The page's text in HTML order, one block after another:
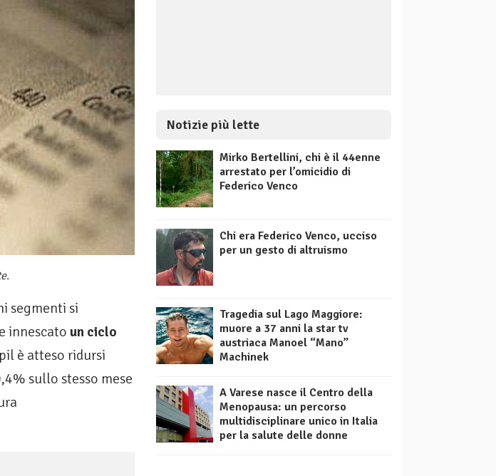
segmenti si
innescato un ciclo
è atteso ridursi
sullo stesso mese
Notizie più lette
Mirko Bertellini, chi è il 44enne
arrestato per l’omicidio di
Federico Venco
Chi era Federico Venco, ucciso
per un gesto di altruismo
Tragedia sul Lago Maggiore:
muore a 37 anni la star tv
austriaca Manoel “Mano”
Machinek
A Varese nasce il Centro della
Menopausa: un percorso
multidisciplinare unico in Italia
per la salute delle donne